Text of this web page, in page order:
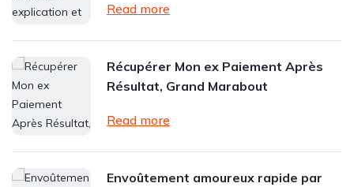
Read more
Récupérer Mon ex Paiement Après
Résultat, Grand Marabout
Read more
Envoûtement amoureux rapide par